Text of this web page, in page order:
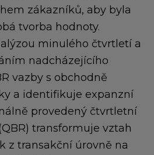
zákazníků, aby byla
tvorba hodnoty.
minulého čtvrtletí a
nadcházejícího
vazby s obchodně
a identifikuje expanzní
provedený čtvrtletní
transformuje vztah
z transakční úrovně na